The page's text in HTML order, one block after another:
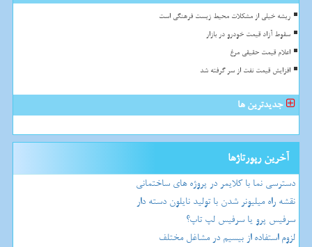
ریشه خیلی از مشکلات محیط زیست فرهنگی است
سقوط آزاد قیمت خودرو در بازار
اعلام قیمت حقیقی مرغ
افزایش قیمت نفت از سر گرفته شد
جدیدترین ها
آخرین رپورتاژها
دسترسی نما با کلایمر در پروژه های ساختمانی
نقشه راه میلیونر شدن با تولید نایلون دسته دار
سرفیس پرو یا سرفیس لپ تاپ؟
لزوم استفاده از بیسیم در مشاغل مختلف